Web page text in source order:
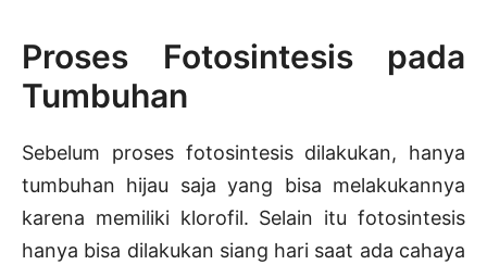
Proses Fotosintesis pada
Tumbuhan
Sebelum proses fotosintesis dilakukan, hanya
tumbuhan hijau saja yang bisa melakukannya
karena memiliki klorofil. Selain itu fotosintesis
hanya bisa dilakukan siang hari saat ada cahaya